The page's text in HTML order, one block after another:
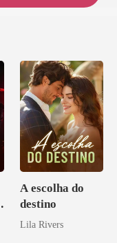
A escolha do
destino
Lila Rivers